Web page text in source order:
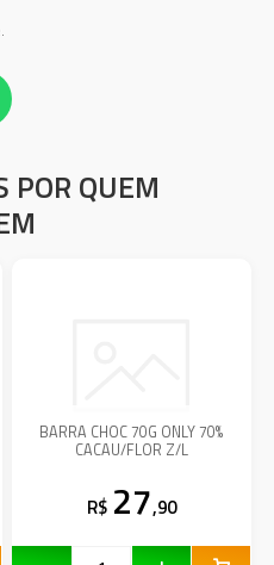
POR QUEM
BARRA CHOC 70G ONLY 70%
CACAU/FLOR Z/L
R$ 27,90